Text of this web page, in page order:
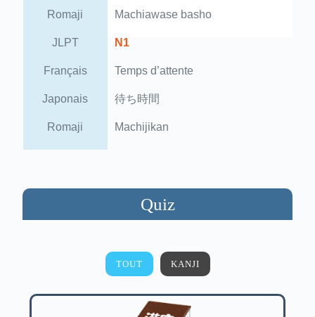
Romaji Machiawase basho
JLPT N1
Français Temps d’attente
Japonais 待ち時間
Romaji Machijikan
Quiz
TOUT KANJI